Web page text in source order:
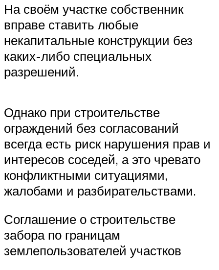
На своём участке собственник
вправе ставить любые
некапитальные конструкции без
каких-либо специальных
разрешений.
Однако при строительстве
ограждений без согласований
всегда есть риск нарушения прав и
интересов соседей, а это чревато
конфликтными ситуациями,
жалобами и разбирательствами.
Соглашение о строительстве
забора по границам
землепользователей участков